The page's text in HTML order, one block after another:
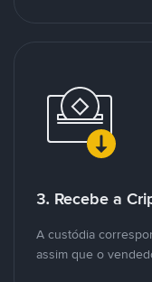
3. Recebe a
A custódia
assim que o